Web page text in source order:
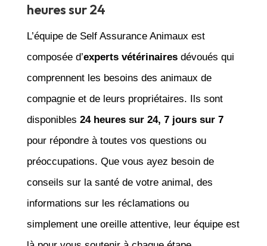
heures sur 24
L’équipe de Self Assurance Animaux est
composée d’experts vétérinairesdévoués qui
comprennent les besoins des animaux de
compagnie et de leurs propriétaires. Ils sont
disponibles 24 heures sur 24, 7 jours sur 7
pour répondre à toutes vos questions ou
préoccupations. Que vous ayez besoin de
conseils sur la santé de votre animal, des
informations sur les réclamations ou
simplement une oreille attentive, leur équipe est